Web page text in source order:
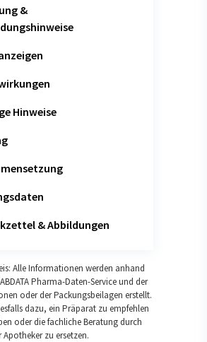
&
Hinweise
& Abbildungen
Alle Informationen werden anhand
Pharma-Daten-Service und der
oder der Packungsbeilagen erstellt.
dazu, ein Präparat zu empfehlen
oder die fachliche Beratung durch
zu ersetzen.